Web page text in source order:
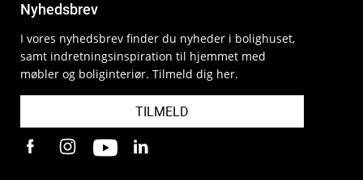
Nyhedsbrev
I vores nyhedsbrev finder du nyheder i bolighuset,
samt indretningsinspiration til hjemmet med
møbler og boliginteriør. Tilmeld dig her.
TILMELD